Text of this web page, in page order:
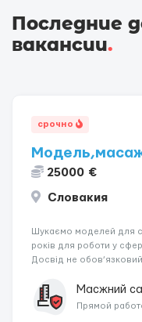
Последние
вакансии.
срочно
25000 €
Словакия
Шукаємо моделей для
років для роботи у
Досвід не
конфіденційність і
поважаємо особ...
Масжний
Прямой